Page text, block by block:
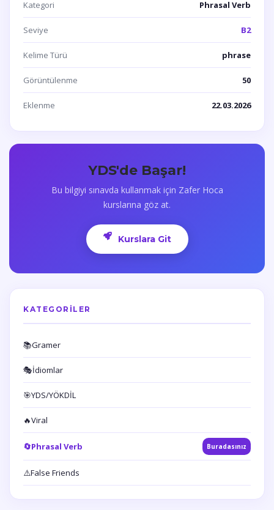
Kategori Phrasal Verb
Seviye B2
Kelime Türü phrase
Görüntülenme 50
Eklenme 22.03.2026
YDS'de Başar!
Bu bilgiyi sınavda kullanmak için Zafer Hoca
kurslarına göz at.
Kurslara Git
KATEGORILER
📚Gramer
🎭İdiomlar
🎯YDS/YÖKDİL
🔥Viral
🔄Phrasal Verb Buradasınız
⚠️False Friends